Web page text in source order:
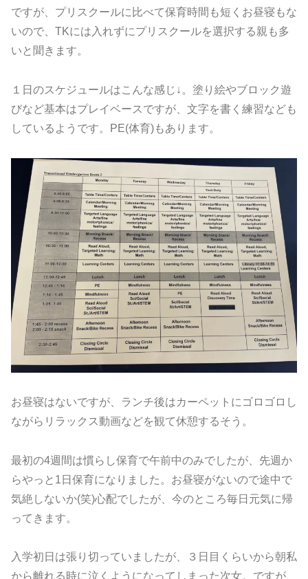
ですが、プリスクールに比べて保育時間も短くお昼寝もな
いので、TKには入れずにプリスクールを選択する親も多
いと聞きます。
１日のスケジュールはこんな感じ↓。塗り絵やブロック遊
びなど基本はプレイベースですが、文字を書く練習なども
しているようです。PE(体育)もあります。
お昼寝はないですが、ランチ後はカーペットにゴロゴロし
ながらリラックス動画などを観て休憩するそう。
最初の4週間は慣らし保育で午前中のみでしたが、先週か
らやっと1日保育になりました。お昼寝がないので途中で
気絶しないか(笑)心配でしたが、今のところ毎日元気に帰
ってきます。
入学初日は張り切っていましたが、３日目くらいから朝私
から離れる時に泣くようになってしまった次女。ですが、